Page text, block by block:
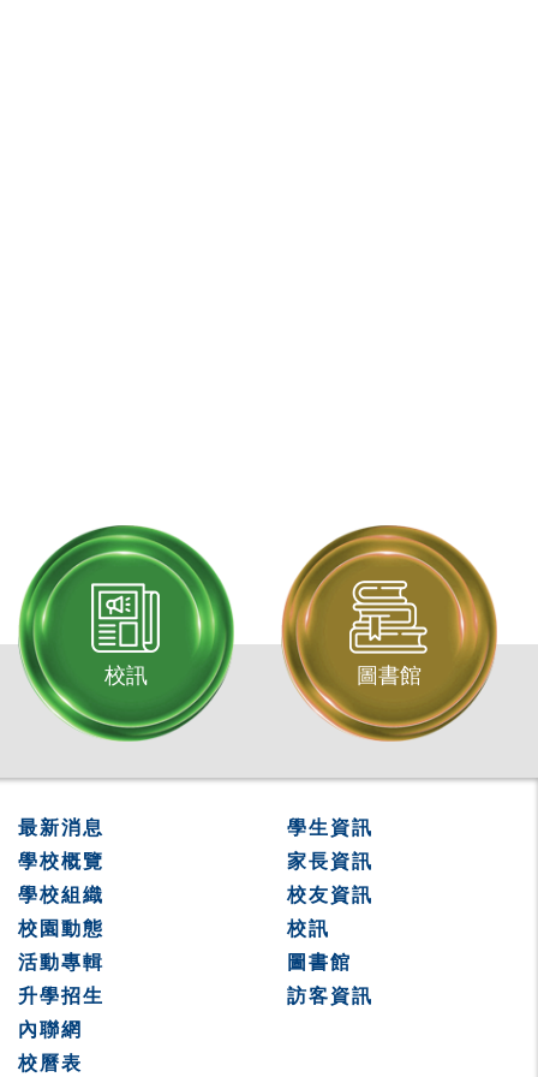
校訊 圖書館
最新消息
學校概覽
學校組織
校園動態
活動專輯
升學招生
學生資訊
家長資訊
校友資訊
校訊
圖書館
訪客資訊
內聯網
校曆表